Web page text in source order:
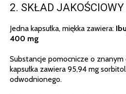
2. SKŁAD
Jedna kapsułka, miękka zawiera:
400 mg
Substancje pomocnicze o znanym
kapsułka zawiera 95,94 mg
odwodnionego.